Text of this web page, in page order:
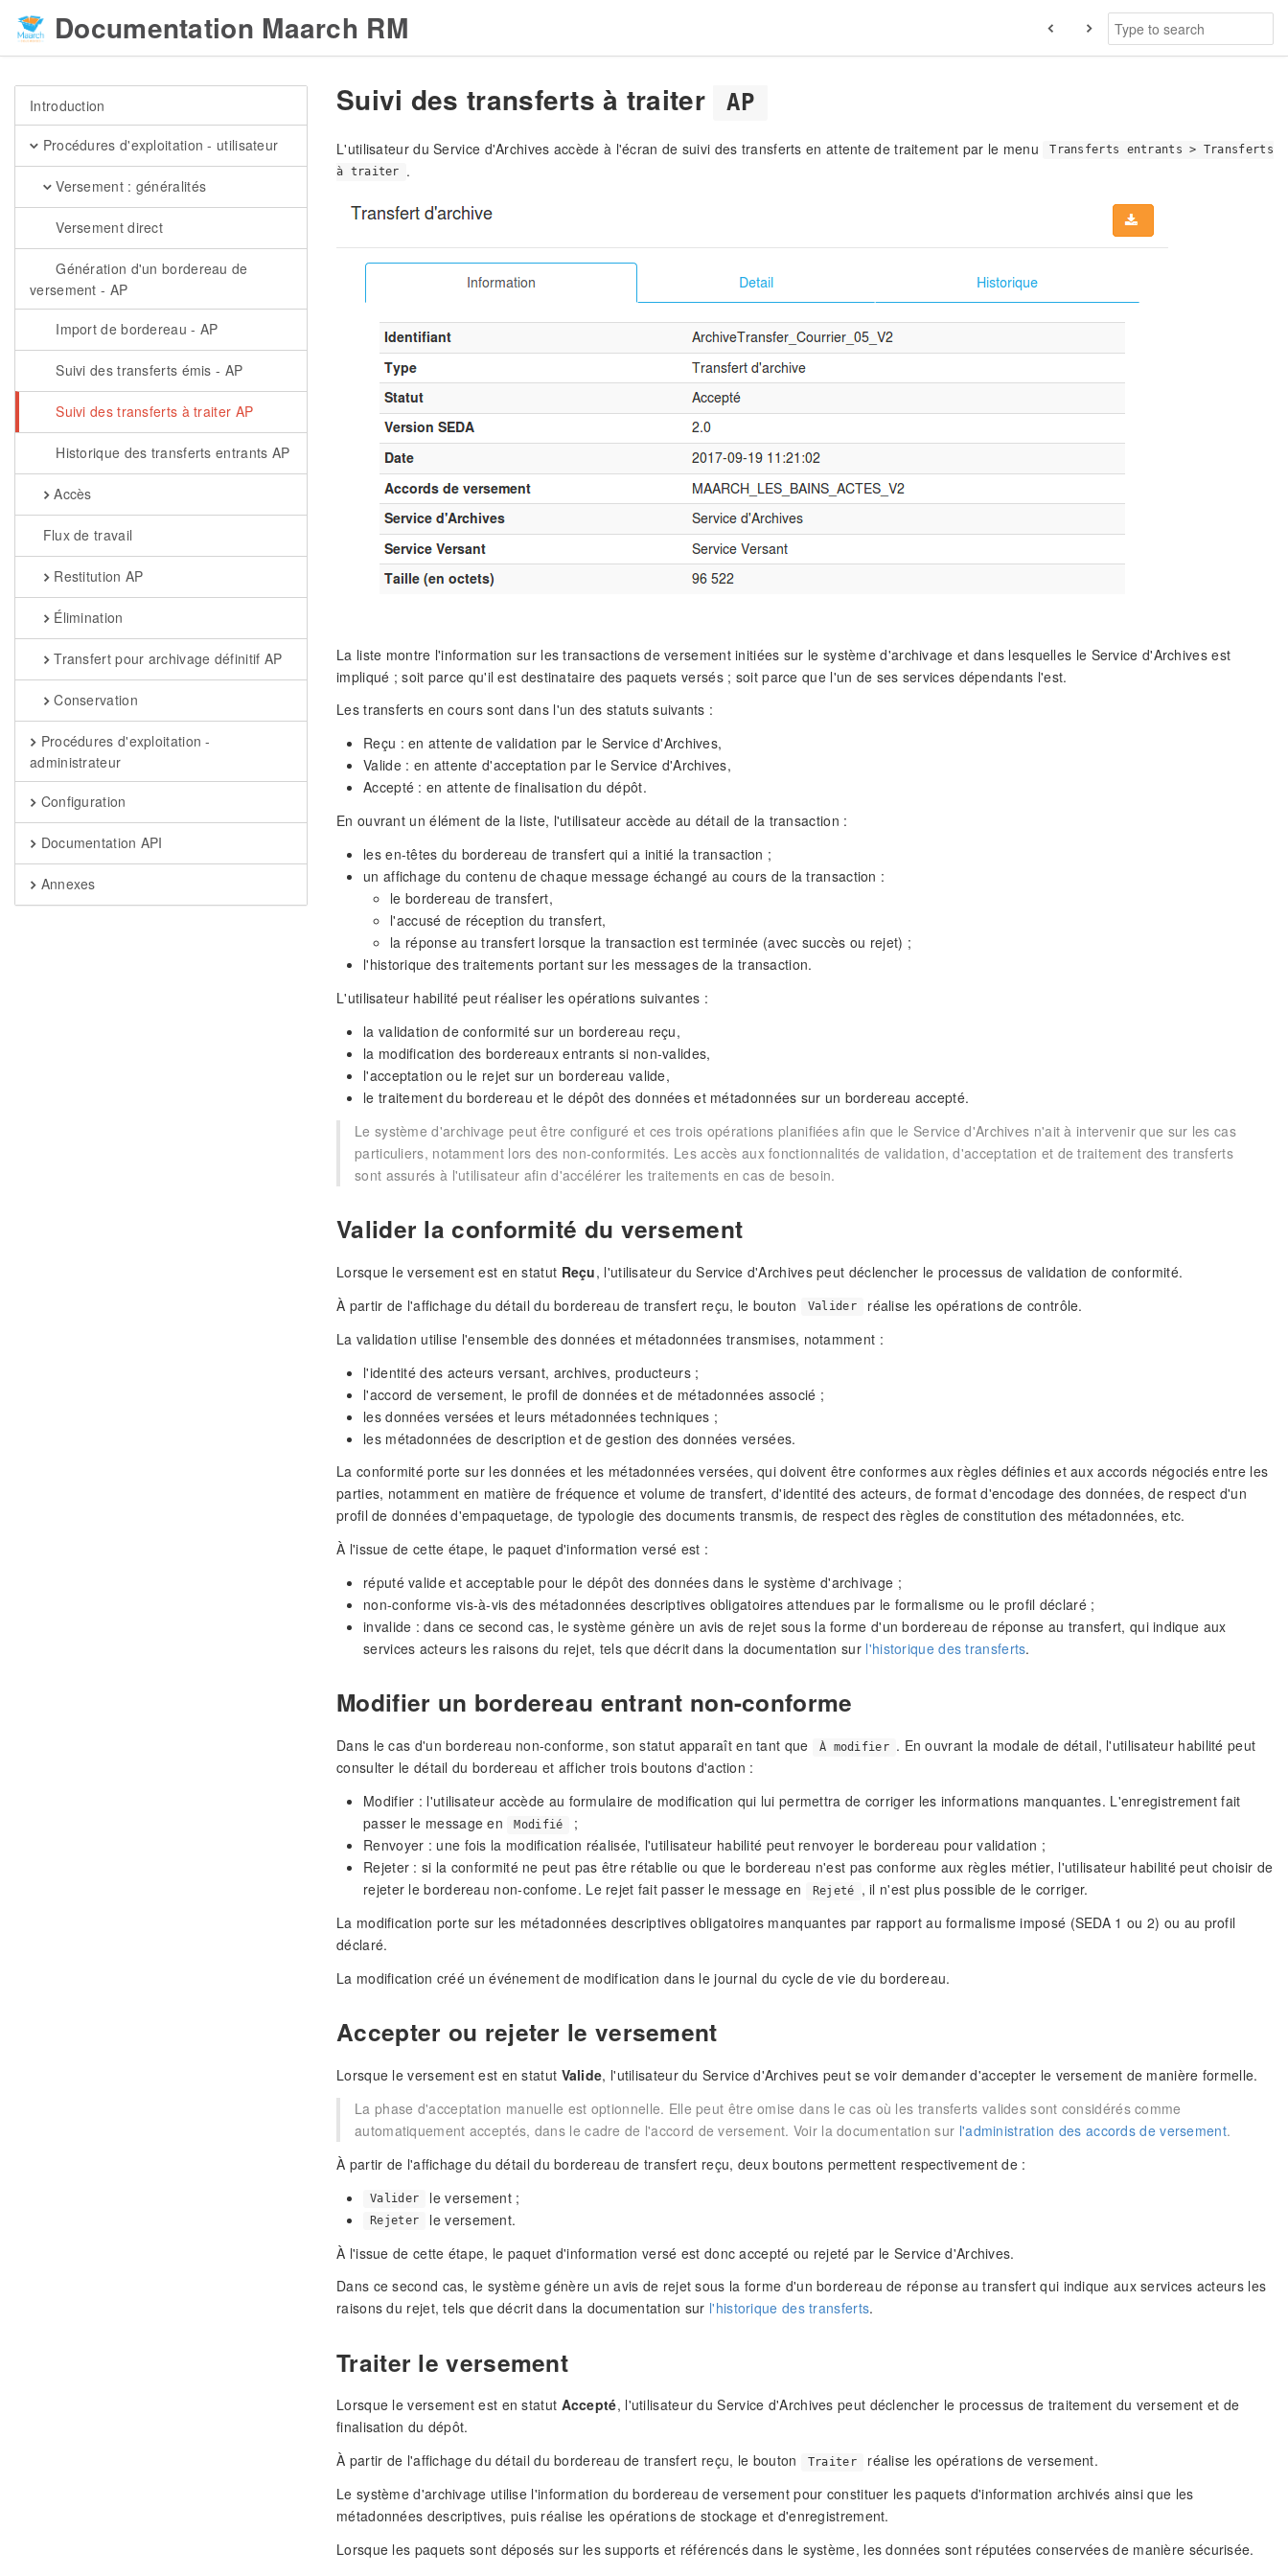
Documentation Maarch RM
Introduction
Procédures d'exploitation - utilisateur
Versement : généralités
Versement direct
Génération d'un bordereau de
versement - AP
Import de bordereau - AP
Suivi des transferts émis - AP
Suivi des transferts à traiter AP
Historique des transferts entrants AP
Accès
Flux de travail
Restitution AP
Élimination
Transfert pour archivage définitif AP
Conservation
Procédures d'exploitation -
administrateur
Configuration
Documentation API
Annexes
Suivi des transferts à traiter AP
L'utilisateur du Service d'Archives accède à l'écran de suivi des transferts en attente de traitement par le menu
Transferts entrants > Transferts
à traiter
.
La liste montre l'information sur les transactions de versement initiées sur le système d'archivage et dans lesquelles le Service d'Archives est
impliqué ; soit parce qu'il est destinataire des paquets versés ; soit parce que l'un de ses services dépendants l'est.
Les transferts en cours sont dans l'un des statuts suivants :
Reçu : en attente de validation par le Service d'Archives,
Valide : en attente d'acceptation par le Service d'Archives,
Accepté : en attente de finalisation du dépôt.
En ouvrant un élément de la liste, l'utilisateur accède au détail de la transaction :
les en-têtes du bordereau de transfert qui a initié la transaction ;
un affichage du contenu de chaque message échangé au cours de la transaction :
le bordereau de transfert,
l'accusé de réception du transfert,
la réponse au transfert lorsque la transaction est terminée (avec succès ou rejet) ;
l'historique des traitements portant sur les messages de la transaction.
L'utilisateur habilité peut réaliser les opérations suivantes :
la validation de conformité sur un bordereau reçu,
la modification des bordereaux entrants si non-valides,
l'acceptation ou le rejet sur un bordereau valide,
le traitement du bordereau et le dépôt des données et métadonnées sur un bordereau accepté.
Le système d'archivage peut être configuré et ces trois opérations planifiées afin que le Service d'Archives n'ait à intervenir que sur les cas
particuliers, notamment lors des non-conformités. Les accès aux fonctionnalités de validation, d'acceptation et de traitement des transferts
sont assurés à l'utilisateur afin d'accélérer les traitements en cas de besoin.
Valider la conformité du versement
Lorsque le versement est en statut Reçu, l'utilisateur du Service d'Archives peut déclencher le processus de validation de conformité.
À partir de l'affichage du détail du bordereau de transfert reçu, le bouton
Valider
réalise les opérations de contrôle.
La validation utilise l'ensemble des données et métadonnées transmises, notamment :
l'identité des acteurs versant, archives, producteurs ;
l'accord de versement, le profil de données et de métadonnées associé ;
les données versées et leurs métadonnées techniques ;
les métadonnées de description et de gestion des données versées.
La conformité porte sur les données et les métadonnées versées, qui doivent être conformes aux règles définies et aux accords négociés entre les
parties, notamment en matière de fréquence et volume de transfert, d'identité des acteurs, de format d'encodage des données, de respect d'un
profil de données d'empaquetage, de typologie des documents transmis, de respect des règles de constitution des métadonnées, etc.
À l'issue de cette étape, le paquet d'information versé est :
réputé valide et acceptable pour le dépôt des données dans le système d'archivage ;
non-conforme vis-à-vis des métadonnées descriptives obligatoires attendues par le formalisme ou le profil déclaré ;
invalide : dans ce second cas, le système génère un avis de rejet sous la forme d'un bordereau de réponse au transfert, qui indique aux
services acteurs les raisons du rejet, tels que décrit dans la documentation sur l'historique des transferts.
Modifier un bordereau entrant non-conforme
Dans le cas d'un bordereau non-conforme, son statut apparaît en tant que À modifier . En ouvrant la modale de détail, l'utilisateur habilité peut
consulter le détail du bordereau et afficher trois boutons d'action :
Modifier : l'utilisateur accède au formulaire de modification qui lui permettra de corriger les informations manquantes. L'enregistrement fait
passer le message en
Modifié
;
Renvoyer : une fois la modification réalisée, l'utilisateur habilité peut renvoyer le bordereau pour validation ;
Rejeter : si la conformité ne peut pas être rétablie ou que le bordereau n'est pas conforme aux règles métier, l'utilisateur habilité peut choisir de
rejeter le bordereau non-confome. Le rejet fait passer le message en
Rejeté
, il n'est plus possible de le corriger.
La modification porte sur les métadonnées descriptives obligatoires manquantes par rapport au formalisme imposé (SEDA 1 ou 2) ou au profil
déclaré.
La modification créé un événement de modification dans le journal du cycle de vie du bordereau.
Accepter ou rejeter le versement
Lorsque le versement est en statut Valide, l'utilisateur du Service d'Archives peut se voir demander d'accepter le versement de manière formelle.
La phase d'acceptation manuelle est optionnelle. Elle peut être omise dans le cas où les transferts valides sont considérés comme
automatiquement acceptés, dans le cadre de l'accord de versement. Voir la documentation sur l'administration des accords de versement.
À partir de l'affichage du détail du bordereau de transfert reçu, deux boutons permettent respectivement de :
Valider le versement ;
Rejeter
le versement.
À l'issue de cette étape, le paquet d'information versé est donc accepté ou rejeté par le Service d'Archives.
Dans ce second cas, le système génère un avis de rejet sous la forme d'un bordereau de réponse au transfert qui indique aux services acteurs les
raisons du rejet, tels que décrit dans la documentation sur l'historique des transferts.
Traiter le versement
Lorsque le versement est en statut Accepté, l'utilisateur du Service d'Archives peut déclencher le processus de traitement du versement et de
finalisation du dépôt.
À partir de l'affichage du détail du bordereau de transfert reçu, le bouton
Traiter
réalise les opérations de versement.
Le système d'archivage utilise l'information du bordereau de versement pour constituer les paquets d'information archivés ainsi que les
métadonnées descriptives, puis réalise les opérations de stockage et d'enregistrement.
Lorsque les paquets sont déposés sur les supports et référencés dans le système, les données sont réputées conservées de manière sécurisée.